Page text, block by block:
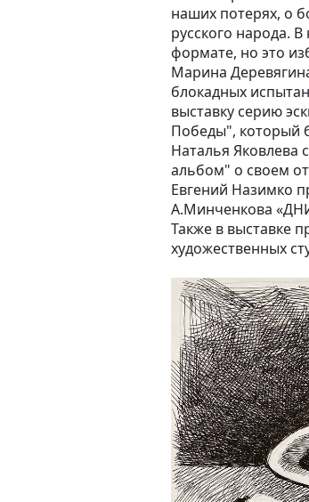
наших потерях, о
русского народа.
формате, но это
Марина
блокадных
выставку серию
Победы", который
Наталья Яковлева
альбом" о своем
Евгений Назимко
А.Минченкова
Также в выставке
художественных